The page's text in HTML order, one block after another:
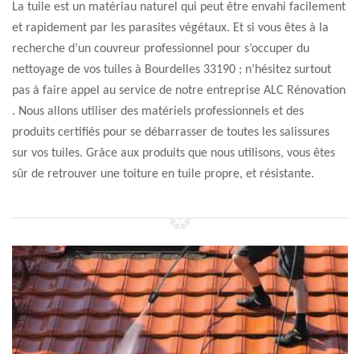
La tuile est un matériau naturel qui peut être envahi facilement
et rapidement par les parasites végétaux. Et si vous êtes à la
recherche d’un couvreur professionnel pour s’occuper du
nettoyage de vos tuiles à Bourdelles 33190 ; n’hésitez surtout
pas à faire appel au service de notre entreprise ALC Rénovation
. Nous allons utiliser des matériels professionnels et des
produits certifiés pour se débarrasser de toutes les salissures
sur vos tuiles. Grâce aux produits que nous utilisons, vous êtes
sûr de retrouver une toiture en tuile propre, et résistante.